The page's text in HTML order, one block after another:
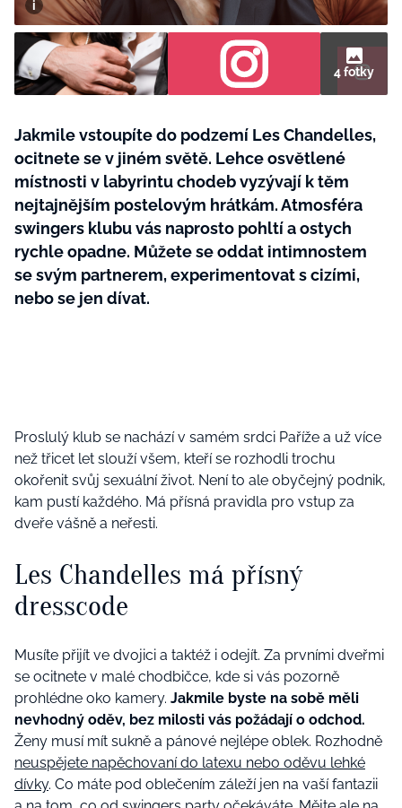
ROČNÍ PŘEDPLATNÉ SVĚT ŽENY +
SADA PRODUKTŮ MANA (10 ks)
4 fotky
Jakmile vstoupíte do podzemí Les Chandelles,
ocitnete se v jiném světě. Lehce osvětlené
místnosti v labyrintu chodeb vyzývají k těm
nejtajnějším postelovým hrátkám. Atmosféra
swingers klubu vás naprosto pohltí a ostych
rychle opadne. Můžete se oddat intimnostem
se svým partnerem, experimentovat s cizími,
nebo se jen dívat.
Proslulý klub se nachází v samém srdci Paříže a už více
než třicet let slouží všem, kteří se rozhodli trochu
okořenit svůj sexuální život. Není to ale obyčejný podnik,
kam pustí každého. Má přísná pravidla pro vstup za
dveře vášně a neřesti.
Les Chandelles má přísný
dresscode
Musíte přijít ve dvojici a taktéž i odejít. Za prvními dveřmi
se ocitnete v malé chodbičce, kde si vás pozorně
prohlédne oko kamery. Jakmile byste na sobě měli
nevhodný oděv, bez milosti vás požádají o odchod.
Ženy musí mít sukně a pánové nejlépe oblek. Rozhodně
neuspějete napěchovaní do latexu nebo oděvu lehké
dívky. Co máte pod oblečením záleží jen na vaší fantazii